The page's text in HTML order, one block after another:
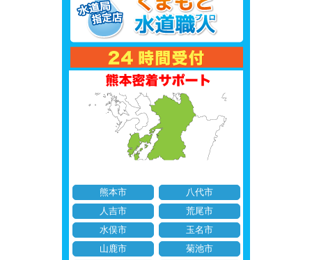
熊本市
八代市
人吉市
荒尾市
水俣市
玉名市
山鹿市
菊池市